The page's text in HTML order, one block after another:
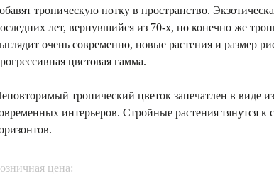
тропическую нотку в пространство.
лет, вернувшийся из 70-х, но конечно же
очень современно, новые растения и размер
цветовая гамма.
тропический цветок запечатлен в виде
интерьеров. Стройные растения тянутся к
цена: